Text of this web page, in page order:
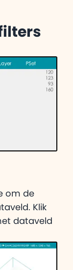
om de
Klik
dataveld